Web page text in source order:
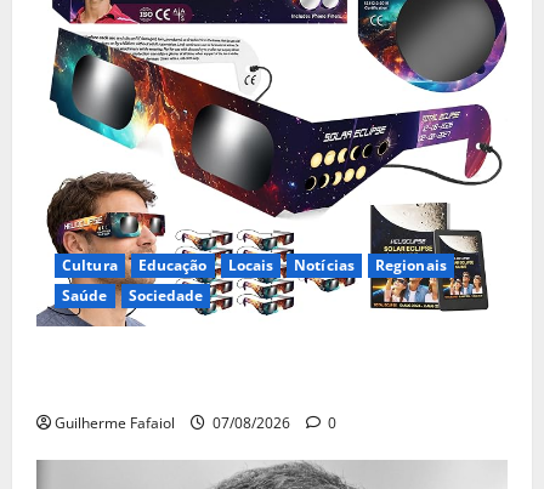
Cultura Educação Locais Notícias
Regionais
Saúde
Sociedade
Guilherme Fafaiol 07/08/2026 0